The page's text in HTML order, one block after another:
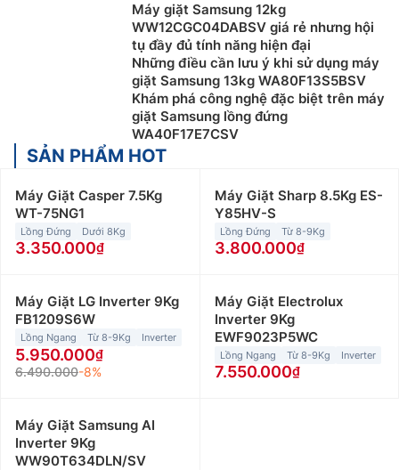
Máy giặt Samsung 12kg
WW12CGC04DABSV giá rẻ nhưng hội
tụ đầy đủ tính năng hiện đại
Những điều cần lưu ý khi sử dụng máy
giặt Samsung 13kg WA80F13S5BSV
Khám phá công nghệ đặc biệt trên máy
giặt Samsung lồng đứng
WA40F17E7CSV
SẢN PHẨM HOT
Máy Giặt Casper 7.5Kg
WT-75NG1
Lồng Đứng Dưới 8Kg
3.350.000
Máy Giặt Sharp 8.5Kg ES-
Y85HV-S
Lồng Đứng Từ 8-9Kg
3.800.000
Máy Giặt LG Inverter 9Kg
FB1209S6W
Lồng Ngang Từ 8-9Kg Inverter
5.950.000
6.490.000-8%
Máy Giặt Electrolux
Inverter 9Kg
EWF9023P5WC
Lồng Ngang Từ 8-9Kg Inverter
7.550.000
Máy Giặt Samsung AI
Inverter 9Kg
WW90T634DLN/SV